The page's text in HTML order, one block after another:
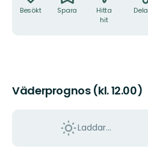
Besökt Spara
Hitta
hit
Dela
Väderprognos (kl. 12.00)
Laddar...